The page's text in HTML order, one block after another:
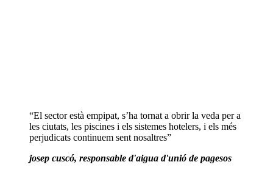
“El sector està empipat, s’ha tornat a obrir la veda per a
les ciutats, les piscines i els sistemes hotelers, i els més
perjudicats continuem sent nosaltres”
josep cuscó, responsable d'aigua d'unió de pagesos